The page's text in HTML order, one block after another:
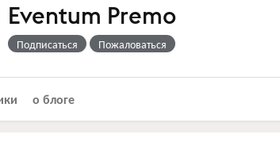
Eventum Premo
Подписаться Пожаловаться
о блоге